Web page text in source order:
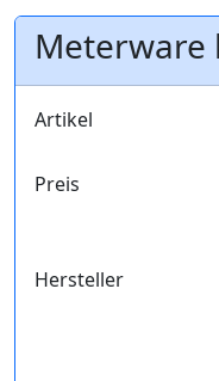
Meterware
Artikel
Preis
Hersteller